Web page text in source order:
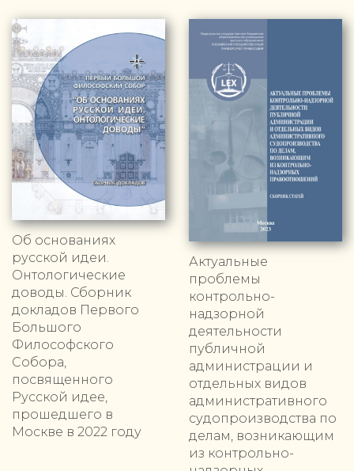
Об основаниях
русской идеи.
Онтологические
доводы. Сборник
докладов Первого
Большого
Философского
Собора,
посвященного
Русской идее,
прошедшего в
Москве в 2022 году
Актуальные
проблемы
контрольно-
надзорной
деятельности
публичной
администрации и
отдельных видов
административного
судопроизводства по
делам, возникающим
из контрольно-